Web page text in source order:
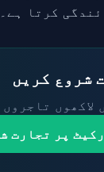
کرتا ہے۔
شروع کریں
لاکھوں
پر تجارت